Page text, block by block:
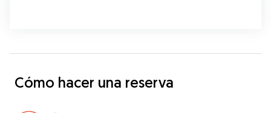
Cómo hacer una reserva